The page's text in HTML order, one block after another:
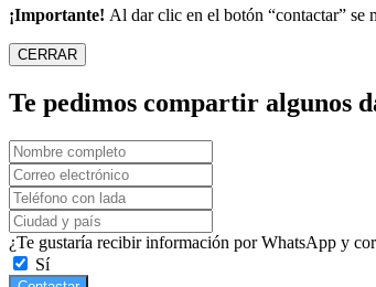
¡Importante! Al dar clic en el botón “contactar” se
CERRAR
Te pedimos compartir algunos
¿Te gustaría recibir información por WhatsApp y
Sí